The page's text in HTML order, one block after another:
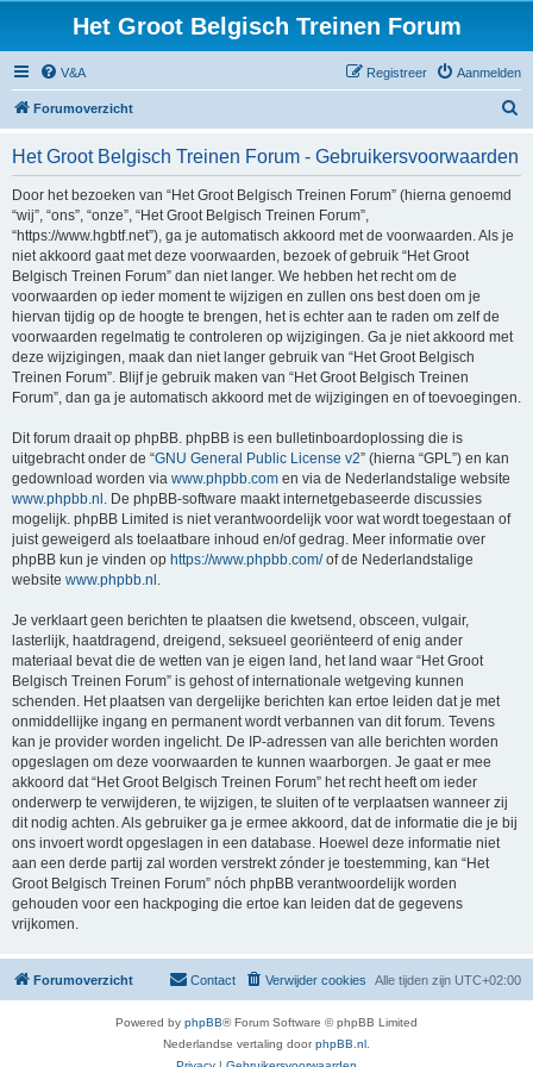
Het Groot Belgisch Treinen Forum
V&A Aanmelden
Registreer
Forumoverzicht
Het Groot Belgisch Treinen Forum - Gebruikersvoorwaarden
Door het bezoeken van “Het Groot Belgisch Treinen Forum” (hierna genoemd
“wij”, “ons”, “onze”, “Het Groot Belgisch Treinen Forum”,
“https://www.hgbtf.net”), ga je automatisch akkoord met de voorwaarden. Als je
niet akkoord gaat met deze voorwaarden, bezoek of gebruik “Het Groot
Belgisch Treinen Forum” dan niet langer. We hebben het recht om de
voorwaarden op ieder moment te wijzigen en zullen ons best doen om je
hiervan tijdig op de hoogte te brengen, het is echter aan te raden om zelf de
voorwaarden regelmatig te controleren op wijzigingen. Ga je niet akkoord met
deze wijzigingen, maak dan niet langer gebruik van “Het Groot Belgisch
Treinen Forum”. Blijf je gebruik maken van “Het Groot Belgisch Treinen
Forum”, dan ga je automatisch akkoord met de wijzigingen en of toevoegingen.
Dit forum draait op phpBB. phpBB is een bulletinboardoplossing die is
uitgebracht onder de “GNU General Public License v2” (hierna “GPL”) en kan
gedownload worden via www.phpbb.com en via de Nederlandstalige website
www.phpbb.nl . De phpBB-software maakt internetgebaseerde discussies
mogelijk. phpBB Limited is niet verantwoordelijk voor wat wordt toegestaan of
juist geweigerd als toelaatbare inhoud en/of gedrag. Meer informatie over
phpBB kun je vinden op https://www.phpbb.com/of de Nederlandstalige
website www.phpbb.nl .
Je verklaart geen berichten te plaatsen die kwetsend, obsceen, vulgair,
lasterlijk, haatdragend, dreigend, seksueel georiënteerd of enig ander
materiaal bevat die de wetten van je eigen land, het land waar “Het Groot
Belgisch Treinen Forum” is gehost of internationale wetgeving kunnen
schenden. Het plaatsen van dergelijke berichten kan ertoe leiden dat je met
onmiddellijke ingang en permanent wordt verbannen van dit forum. Tevens
kan je provider worden ingelicht. De IP-adressen van alle berichten worden
opgeslagen om deze voorwaarden te kunnen waarborgen. Je gaat er mee
akkoord dat “Het Groot Belgisch Treinen Forum” het recht heeft om ieder
onderwerp te verwijderen, te wijzigen, te sluiten of te verplaatsen wanneer zij
dit nodig achten. Als gebruiker ga je ermee akkoord, dat de informatie die je bij
ons invoert wordt opgeslagen in een database. Hoewel deze informatie niet
aan een derde partij zal worden verstrekt zónder je toestemming, kan “Het
Groot Belgisch Treinen Forum” nóch phpBB verantwoordelijk worden
gehouden voor een hackpoging die ertoe kan leiden dat de gegevens
vrijkomen.
Forumoverzicht Alle tijden zijn UTC+02:00
Verwijder cookies
Contact
Powered by phpBB® Forum Software © phpBB Limited
Nederlandse vertaling doorphpBB.nl